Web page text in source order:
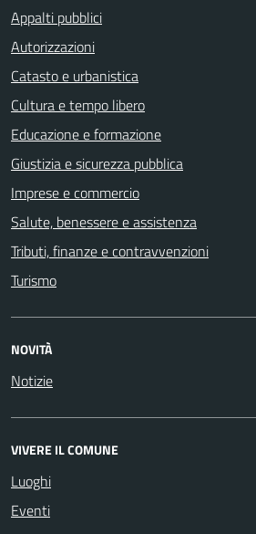
Appalti pubblici
Autorizzazioni
Catasto e urbanistica
Cultura e tempo libero
Educazione e formazione
Giustizia e sicurezza pubblica
Imprese e commercio
Salute, benessere e assistenza
Tributi, finanze e contravvenzioni
Turismo
NOVITÀ
Notizie
VIVERE IL COMUNE
Luoghi
Eventi